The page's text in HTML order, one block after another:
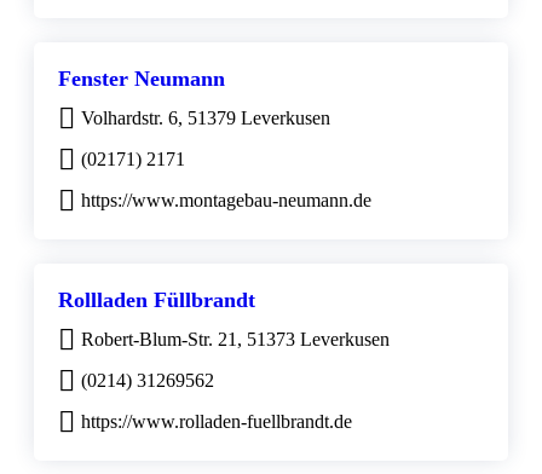
Fenster Neumann
Volhardstr. 6, 51379 Leverkusen
(02171) 2171
https://www.montagebau-neumann.de
Rollladen Füllbrandt
Robert-Blum-Str. 21, 51373 Leverkusen
(0214) 31269562
https://www.rolladen-fuellbrandt.de